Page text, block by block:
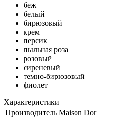
беж
белый
бирюзовый
крем
персик
пыльная роза
розовый
сиреневый
темно-бирюзовый
фиолет
Характеристики
Производитель Maison Dor